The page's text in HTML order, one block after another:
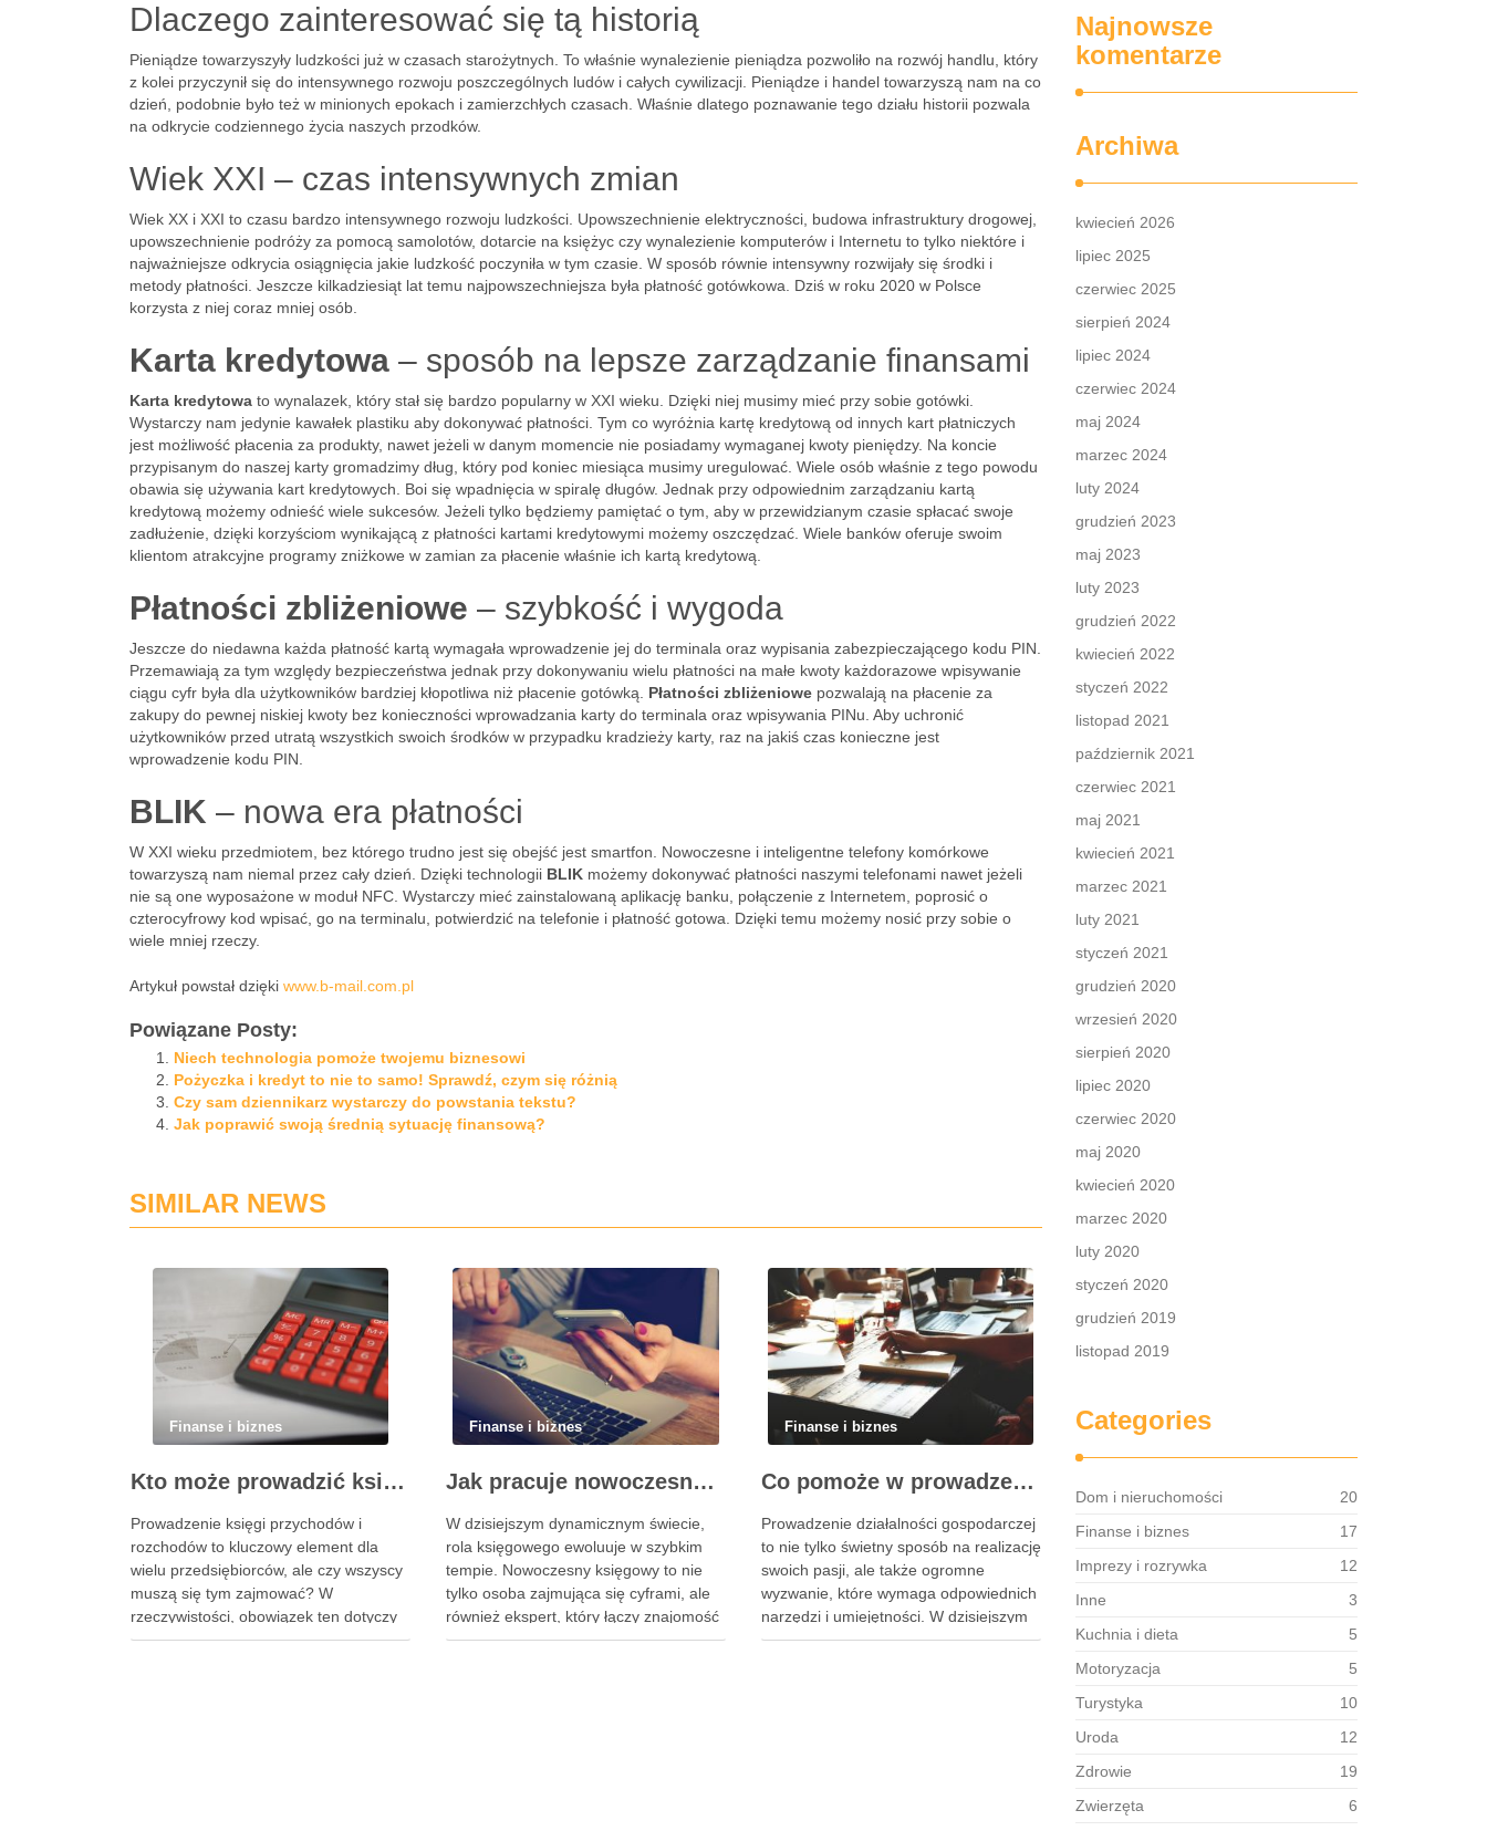
Dlaczego zainteresować się tą historią
Pieniądze towarzyszyły ludzkości już w czasach starożytnych. To właśnie wynalezienie pieniądza pozwoliło na rozwój handlu, który
z kolei przyczynił się do intensywnego rozwoju poszczególnych ludów i całych cywilizacji. Pieniądze i handel towarzyszą nam na co
dzień, podobnie było też w minionych epokach i zamierzchłych czasach. Właśnie dlatego poznawanie tego działu historii pozwala
na odkrycie codziennego życia naszych przodków.
Wiek XXI – czas intensywnych zmian
Wiek XX i XXI to czasu bardzo intensywnego rozwoju ludzkości. Upowszechnienie elektryczności, budowa infrastruktury drogowej,
upowszechnienie podróży za pomocą samolotów, dotarcie na księżyc czy wynalezienie komputerów i Internetu to tylko niektóre i
najważniejsze odkrycia osiągnięcia jakie ludzkość poczyniła w tym czasie. W sposób równie intensywny rozwijały się środki i
metody płatności. Jeszcze kilkadziesiąt lat temu najpowszechniejsza była płatność gotówkowa. Dziś w roku 2020 w Polsce
korzysta z niej coraz mniej osób.
Karta kredytowa – sposób na lepsze zarządzanie finansami
Karta kredytowa to wynalazek, który stał się bardzo popularny w XXI wieku. Dzięki niej musimy mieć przy sobie gotówki.
Wystarczy nam jedynie kawałek plastiku aby dokonywać płatności. Tym co wyróżnia kartę kredytową od innych kart płatniczych
jest możliwość płacenia za produkty, nawet jeżeli w danym momencie nie posiadamy wymaganej kwoty pieniędzy. Na koncie
przypisanym do naszej karty gromadzimy dług, który pod koniec miesiąca musimy uregulować. Wiele osób właśnie z tego powodu
obawia się używania kart kredytowych. Boi się wpadnięcia w spiralę długów. Jednak przy odpowiednim zarządzaniu kartą
kredytową możemy odnieść wiele sukcesów. Jeżeli tylko będziemy pamiętać o tym, aby w przewidzianym czasie spłacać swoje
zadłużenie, dzięki korzyściom wynikającą z płatności kartami kredytowymi możemy oszczędzać. Wiele banków oferuje swoim
klientom atrakcyjne programy zniżkowe w zamian za płacenie właśnie ich kartą kredytową.
Płatności zbliżeniowe – szybkość i wygoda
Jeszcze do niedawna każda płatność kartą wymagała wprowadzenie jej do terminala oraz wypisania zabezpieczającego kodu PIN.
Przemawiają za tym względy bezpieczeństwa jednak przy dokonywaniu wielu płatności na małe kwoty każdorazowe wpisywanie
ciągu cyfr była dla użytkowników bardziej kłopotliwa niż płacenie gotówką. Płatności zbliżeniowe pozwalają na płacenie za
zakupy do pewnej niskiej kwoty bez konieczności wprowadzania karty do terminala oraz wpisywania PINu. Aby uchronić
użytkowników przed utratą wszystkich swoich środków w przypadku kradzieży karty, raz na jakiś czas konieczne jest
wprowadzenie kodu PIN.
BLIK – nowa era płatności
W XXI wieku przedmiotem, bez którego trudno jest się obejść jest smartfon. Nowoczesne i inteligentne telefony komórkowe
towarzyszą nam niemal przez cały dzień. Dzięki technologii BLIK możemy dokonywać płatności naszymi telefonami nawet jeżeli
nie są one wyposażone w moduł NFC. Wystarczy mieć zainstalowaną aplikację banku, połączenie z Internetem, poprosić o
czterocyfrowy kod wpisać, go na terminalu, potwierdzić na telefonie i płatność gotowa. Dzięki temu możemy nosić przy sobie o
wiele mniej rzeczy.
Artykuł powstał dzięki www.b-mail.com.pl
Powiązane Posty:
Niech technologia pomoże twojemu biznesowi
Pożyczka i kredyt to nie to samo! Sprawdź, czym się różnią
Czy sam dziennikarz wystarczy do powstania tekstu?
Jak poprawić swoją średnią sytuację finansową?
SIMILAR NEWS
Finanse i biznes
Kto może prowadzić księgę przychodów i rozchodów
Prowadzenie księgi przychodów i
rozchodów to kluczowy element dla
wielu przedsiębiorców, ale czy wszyscy
muszą się tym zajmować? W
rzeczywistości, obowiązek ten dotyczy
głównie tych, którzy rozliczają się na
Finanse i biznes
Jak pracuje nowoczesny księgowy?
W dzisiejszym dynamicznym świecie,
rola księgowego ewoluuje w szybkim
tempie. Nowoczesny księgowy to nie
tylko osoba zajmująca się cyframi, ale
również ekspert, który łączy znajomość
przepisów podatkowych z
Finanse i biznes
Co pomoże w prowadzeniu działalności
Prowadzenie działalności gospodarczej
to nie tylko świetny sposób na realizację
swoich pasji, ale także ogromne
wyzwanie, które wymaga odpowiednich
narzędzi i umiejętności. W dzisiejszym
dynamicznym świecie przedsiębiorcy
Najnowsze
komentarze
Archiwa
kwiecień 2026
lipiec 2025
czerwiec 2025
sierpień 2024
lipiec 2024
czerwiec 2024
maj 2024
marzec 2024
luty 2024
grudzień 2023
maj 2023
luty 2023
grudzień 2022
kwiecień 2022
styczeń 2022
listopad 2021
październik 2021
czerwiec 2021
maj 2021
kwiecień 2021
marzec 2021
luty 2021
styczeń 2021
grudzień 2020
wrzesień 2020
sierpień 2020
lipiec 2020
czerwiec 2020
maj 2020
kwiecień 2020
marzec 2020
luty 2020
styczeń 2020
grudzień 2019
listopad 2019
Categories
Dom i nieruchomości
20
Finanse i biznes
17
Imprezy i rozrywka
12
Inne
3
Kuchnia i dieta
5
Motoryzacja
5
Turystyka
10
Uroda
12
Zdrowie
19
Zwierzęta
6